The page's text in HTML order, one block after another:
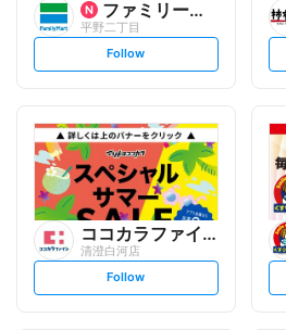
ファミリーマート
平野二丁目
s
t
l
o
w
Follow
ココカラファイン
清澄白河店
s
t
Follow